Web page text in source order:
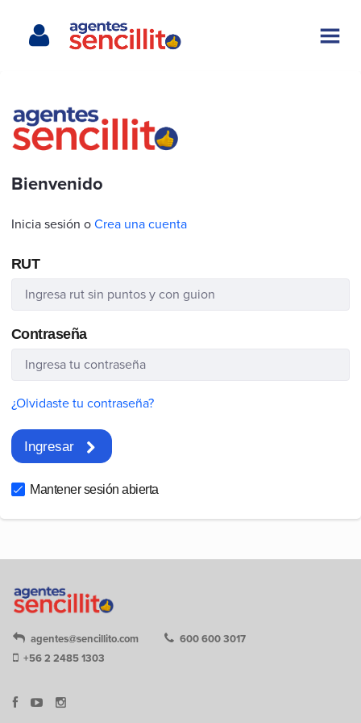
Bienvenido
Inicia sesión o Crea una cuenta
RUT
Contraseña
¿Olvidaste tu contraseña?
Ingresar
Mantener sesión abierta
agentes@sencillito.com
600 600 3017
+56 2 2485 1303